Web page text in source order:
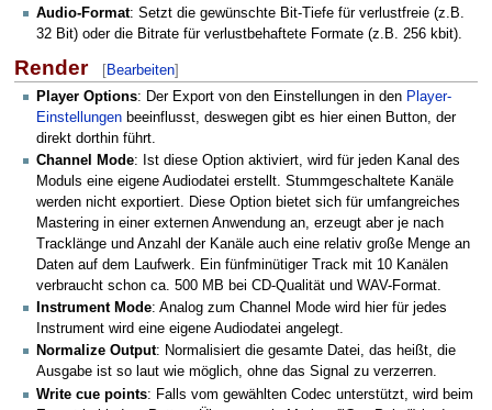
Audio-Format: Setzt die gewünschte Bit-Tiefe für verlustfreie (z.B.
32 Bit) oder die Bitrate für verlustbehaftete Formate (z.B. 256 kbit).
Render [Bearbeiten]
Player Options: Der Export von den Einstellungen in den Player-
Einstellungen beeinflusst, deswegen gibt es hier einen Button, der
direkt dorthin führt.
Channel Mode: Ist diese Option aktiviert, wird für jeden Kanal des
Moduls eine eigene Audiodatei erstellt. Stummgeschaltete Kanäle
werden nicht exportiert. Diese Option bietet sich für umfangreiches
Mastering in einer externen Anwendung an, erzeugt aber je nach
Tracklänge und Anzahl der Kanäle auch eine relativ große Menge an
Daten auf dem Laufwerk. Ein fünfminütiger Track mit 10 Kanälen
verbraucht schon ca. 500 MB bei CD-Qualität und WAV-Format.
Instrument Mode: Analog zum Channel Mode wird hier für jedes
Instrument wird eine eigene Audiodatei angelegt.
Normalize Output: Normalisiert die gesamte Datei, das heißt, die
Ausgabe ist so laut wie möglich, ohne das Signal zu verzerren.
Write cue points: Falls vom gewählten Codec unterstützt, wird beim